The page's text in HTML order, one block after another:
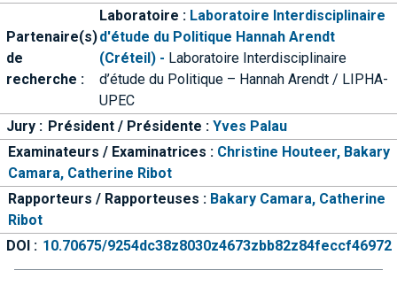
Partenaire(s)
de
recherche :
Laboratoire : Laboratoire Interdisciplinaire
d'étude du Politique Hannah Arendt
(Créteil) - Laboratoire Interdisciplinaire
d’étude du Politique – Hannah Arendt / LIPHA-
UPEC
Jury : Président / Présidente : Yves Palau
Examinateurs / Examinatrices : Christine Houteer, Bakary
Camara, Catherine Ribot
Rapporteurs / Rapporteuses : Bakary Camara, Catherine
Ribot
DOI : 10.70675/9254dc38z8030z4673zbb82z84feccf46972